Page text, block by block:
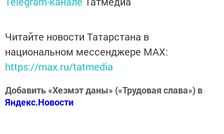
Читайте новости Татарстана в
национальном мессенджере MАХ:
https://max.ru/tatmedia
Добавить «Хезмэт даны» («Трудовая слава») в
Яндекс.Новости